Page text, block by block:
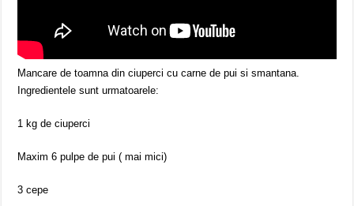
Mancare de toamna din ciuperci cu carne de pui si smantana.
Ingredientele sunt urmatoarele:
1 kg de ciuperci
Maxim 6 pulpe de pui ( mai mici)
3 cepe